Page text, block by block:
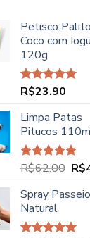
Petisco
Coco com
120g
Avaliação
R$23.90
Limpa Patas
Pitucos
Avaliação
R$62.00 O
R$
Spray Passeio
Natural